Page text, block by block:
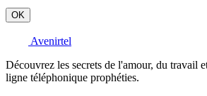
OK
Avenirtel
Découvrez les secrets de l'amour, du travail
ligne téléphonique prophéties.